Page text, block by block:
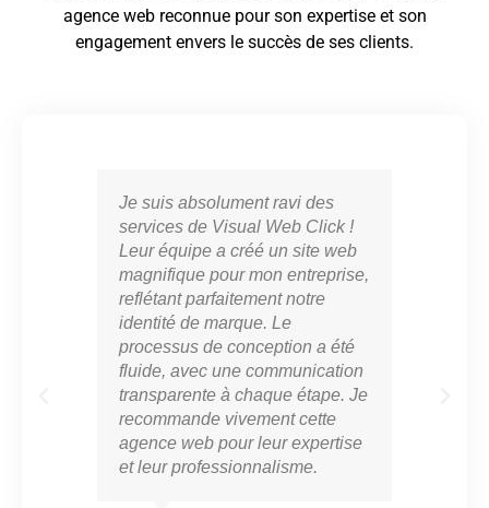
Je suis absolument ravi des
services de Visual Web Click !
Leur équipe a créé un site web
magnifique pour mon entreprise,
reflétant parfaitement notre
identité de marque. Le
processus de conception a été
fluide, avec une communication
transparente à chaque étape. Je
recommande vivement cette
agence web pour leur expertise
et leur professionnalisme.
agence web reconnue pour son expertise et son
engagement envers le succès de ses clients.